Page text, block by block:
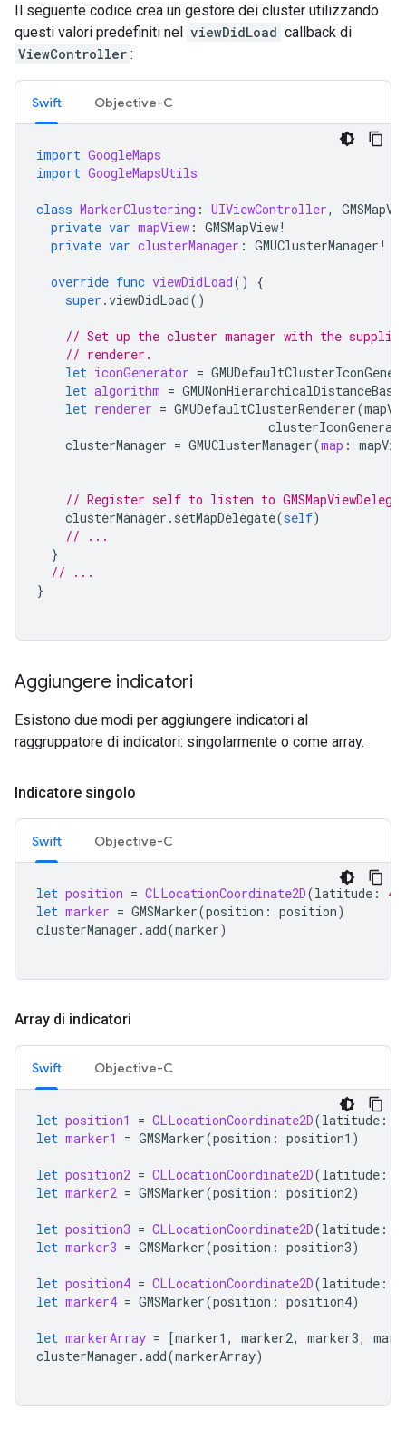
Il seguente codice crea un gestore dei cluster utilizzando
questi valori predefiniti nel viewDidLoad callback di
ViewController :
Swift Objective-C
import GoogleMaps
import GoogleMapsUtils
class MarkerClustering : UIViewController,
private var mapView : GMSMapView!
private var clusterManager : GMUClusterManager !
override func viewDidLoad()
{
super .viewDidLoad()
// Set up the cluster manager with the
// renderer.
let iconGenerator =
let algorithm =
let renderer = GMUDefaultClusterRenderer(
clusterManager = GMUClusterManager(map :
// Register self to listen to
clusterManager . setMapDelegate(self)
// ...
}
// ...
}
Aggiungere indicatori
Esistono due modi per aggiungere indicatori al
raggruppatore di indicatori: singolarmente o come array.
Indicatore singolo
Swift Objective-C
let position = CLLocationCoordinate2D(latitude :
let marker = GMSMarker(position : position)
clusterManager .add(marker)
Array di indicatori
Swift Objective-C
let position1 = CLLocationCoordinate2D(latitude :
let marker1 = GMSMarker(position : position1 )
let position2 = CLLocationCoordinate2D(latitude :
let marker2 = GMSMarker(position : position2)
let position3 = CLLocationCoordinate2D(latitude :
let marker3 = GMSMarker(position : position3)
let position4 = CLLocationCoordinate2D(latitude :
let marker4 = GMSMarker(position : position4)
let markerArray = [marker1 , marker2, marker3,
clusterManager .add(markerArray)